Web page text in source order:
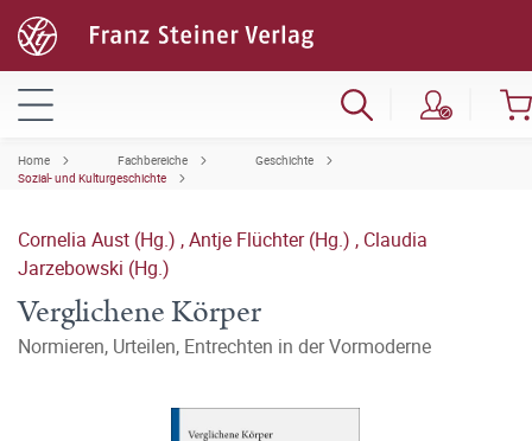
Home Fachbereiche
Geschichte
Sozial- und Kulturgeschichte
Cornelia Aust (Hg.) ,Antje Flüchter (Hg.) , Claudia
Jarzebowski (Hg.)
Verglichene Körper
Normieren, Urteilen, Entrechten in der Vormoderne